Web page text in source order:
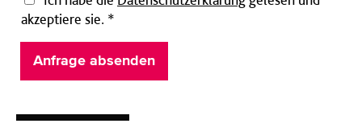
akzeptiere sie. *